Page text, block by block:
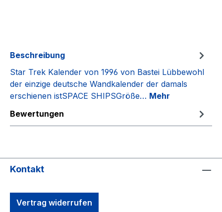
Beschreibung
Star Trek Kalender von 1996 von Bastei Lübbewohl
der einzige deutsche Wandkalender der damals
erschienen istSPACE SHIPSGröße… Mehr
Bewertungen
Kontakt
Vertrag widerrufen